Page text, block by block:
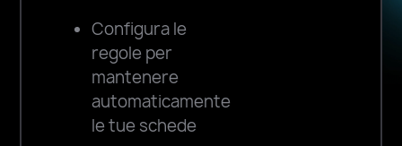
Configura le
regole per
mantenere
automaticamente
le tue schede